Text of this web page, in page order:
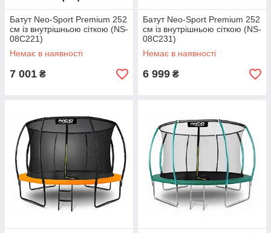
Батут Neo-Sport Premium 252
см із внутрішньою сіткою (NS-
08C221)
Немає в наявності
7 001 ₴
Батут Neo-Sport Premium 252
см із внутрішньою сіткою (NS-
08C231)
Немає в наявності
6 999 ₴